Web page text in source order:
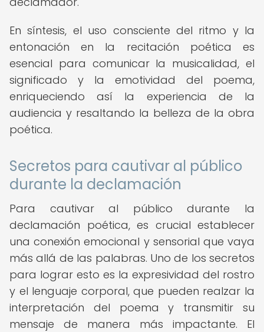
En síntesis, el uso consciente del ritmo y la
entonación en la recitación poética es
esencial para comunicar la musicalidad, el
significado y la emotividad del poema,
enriqueciendo así la experiencia de la
audiencia y resaltando la belleza de la obra
poética.
Secretos para cautivar al público
durante la declamación
Para cautivar al público durante la
declamación poética, es crucial establecer
una conexión emocional y sensorial que vaya
más allá de las palabras. Uno de los secretos
para lograr esto es la expresividad del rostro
y el lenguaje corporal, que pueden realzar la
interpretación del poema y transmitir su
mensaje de manera más impactante. El